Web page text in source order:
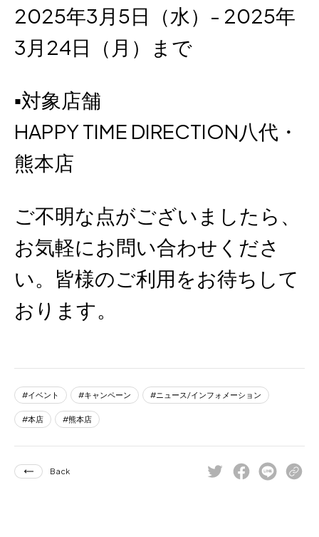
2025年3月5日（水）- 2025年
3月24日（月）まで
︎▪対象店舗
HAPPY TIME DIRECTION八代・
熊本店
ご不明な点がございましたら、
お気軽にお問い合わせくださ
い。皆様のご利用をお待ちして
おります。
イベント キャンペーン ニュース/インフォメーション
本店 熊本店
Back